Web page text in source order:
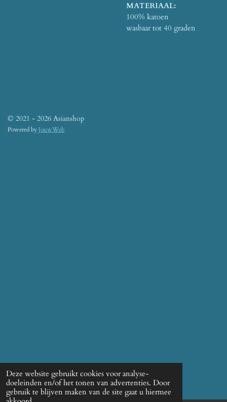
Deze website gebruikt cookies voor analyse-
doeleinden en/of het tonen van advertenties. Door
gebruik te blijven maken van de site gaat u hiermee
MATERIAAL:
100% katoen
wasbaar tot 40 graden
© 2021 - 2026 Asianshop
Powered by JouwWeb